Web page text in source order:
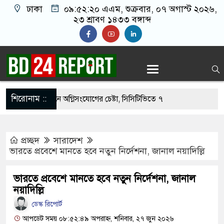
ঢাকা ০৯:৫২:২১ এএম, শুক্রবার, ০৭ অগাস্ট ২০২৬,
২৩ শ্রাবণ ১৪৩৩ বঙ্গাব্দ
শিরোনাম ::
বাসভবনে অগ্নিসংযোগের চেষ্টা, সিসিটিভিতে ৭
ছাড়াই মার্কিন ঘাঁটিতে নিখুঁত হামলা চালান ইরানি
১০০ পরিবারকে নতুন ঘর দেবেন প্রধানমন্ত্রী
ছবি তুলে লন্ডনে বয়ফ্রেন্ডের কাছে পাঠাতেন
প্রচ্ছদ
সারাদেশ
ভারতে প্রবেশে মানতে হবে নতুন নির্দেশনা, জানাল নয়াদিল্লি
ভারতে প্রবেশে মানতে হবে নতুন নির্দেশনা, জানাল
নয়াদিল্লি
ডেস্ক রিপোর্ট
আপডেট সময় ০৮:৫২:৪৯ অপরাহ্ন, শনিবার, ২৭ জুন ২০২৬